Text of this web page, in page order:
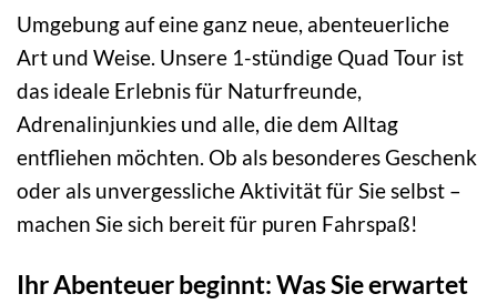
Umgebung auf eine ganz neue, abenteuerliche
Art und Weise. Unsere 1-stündige Quad Tour ist
das ideale Erlebnis für Naturfreunde,
Adrenalinjunkies und alle, die dem Alltag
entfliehen möchten. Ob als besonderes Geschenk
oder als unvergessliche Aktivität für Sie selbst –
machen Sie sich bereit für puren Fahrspaß!
Ihr Abenteuer beginnt: Was Sie erwartet